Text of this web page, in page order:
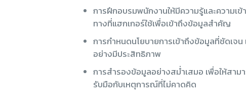
การฝึกอบรมพนักงานให้มีความรู้และความเ
ทางที่แฮกเกอร์ใช้เพื่อเข้าถึงข้อมูลสำคัญ
การกำหนดนโยบายการเข้าถึงข้อมูลที่ชัดเจน
อย่างมีประสิทธิภาพ
การสำรองข้อมูลอย่างสม่ำเสมอ เพื่อให้สา
รับมือกับเหตุการณ์ที่ไม่คาดคิด